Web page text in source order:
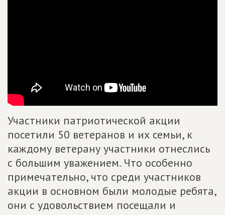
Участники патриотической акции
посетили 50 ветеранов и их семьи, к
каждому ветерану участники отнеслись
с большим уважением. Что особенно
примечательно, что среди участников
акции в основном были молодые ребята,
они с удовольствием посещали и